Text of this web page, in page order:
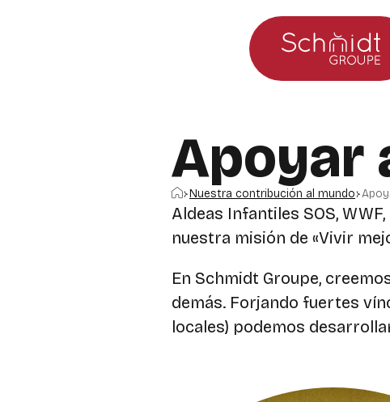
Apoyar
Inicio
Nuestra contribución al mundo
Aldeas Infantiles SOS,
nuestra misión de «Vivir
En Schmidt Groupe,
demás. Forjando fuertes
locales) podemos